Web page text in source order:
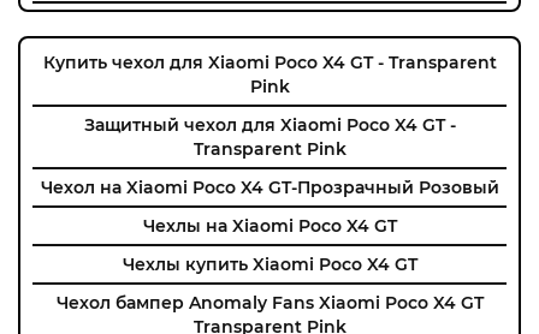
Купить чехол для Xiaomi Poco X4 GT - Transparent
Pink
Защитный чехол для Xiaomi Poco X4 GT -
Transparent Pink
Чехол на Xiaomi Poco X4 GT-Прозрачный Розовый
Чехлы на Xiaomi Poco X4 GT
Чехлы купить Xiaomi Poco X4 GT
Чехол бампер Anomaly Fans Xiaomi Poco X4 GT
Transparent Pink